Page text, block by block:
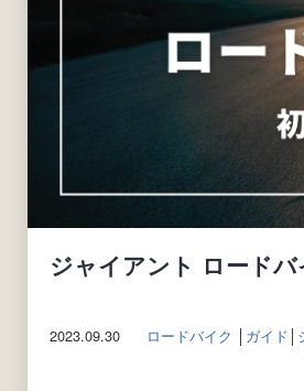
ジャイアント ロード
2023.09.30 ロードバイク │ ガイド │